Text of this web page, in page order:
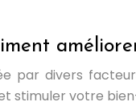
divers
stimuler votre